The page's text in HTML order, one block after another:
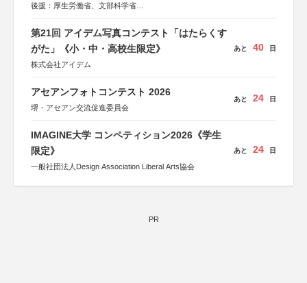
後援：厚生労働省、文部科学省
第21回 アイデム写真コンテスト「はたらくす
がた」《小・中・高校生限定》
株式会社アイデム
あと 40 日
アセアンフォトコンテスト 2026
堺・アセアン交流促進委員会
あと 24 日
IMAGINE大学 コンペティション2026《学生
限定》
一般社団法人Design Association Liberal Arts協会
あと 24 日
PR